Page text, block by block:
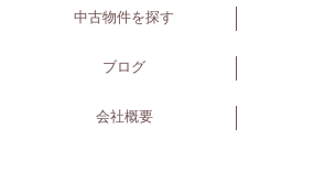
中古物件を探す
ブログ
会社概要